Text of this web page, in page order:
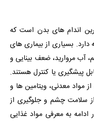
اندام های بدن است که
دارد. بسیاری از بیماری های
مروارید، ضعف بینایی و
پیشگیری یا کنترل هستند.
مواد معدنی، ویتامین ها و
سلامت چشم و جلوگیری از
به معرفی مواد غذایی